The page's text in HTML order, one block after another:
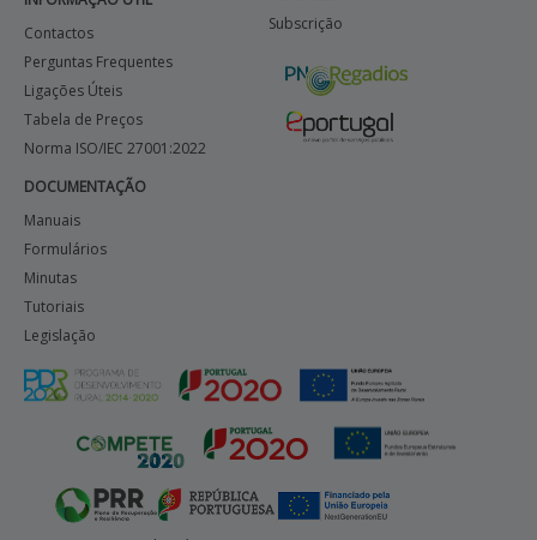
Contactos
Perguntas Frequentes
Ligações Úteis
Tabela de Preços
Norma ISO/IEC 27001:2022
DOCUMENTAÇÃO
Manuais
Formulários
Minutas
Tutoriais
Legislação
Subscrição